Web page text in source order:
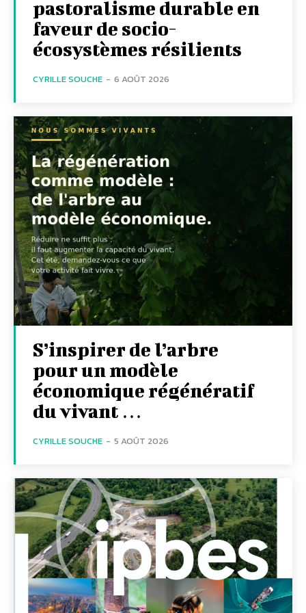
pastoralisme durable en
faveur de socio-
écosystèmes résilients
CYRILLE SOUCHE - 6 AOÛT 2026
S’inspirer de l’arbre
pour un modèle
économique régénératif
du vivant …
CYRILLE SOUCHE - 5 AOÛT 2026